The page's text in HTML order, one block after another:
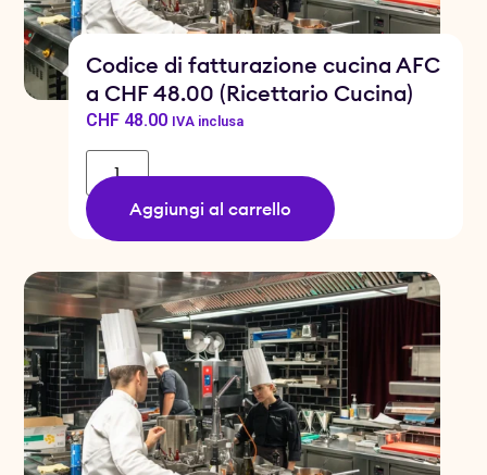
Codice di fatturazione cucina AFC
a CHF 48.00 (Ricettario Cucina)
CHF48.00 IVA inclusa
Aggiungi al carrello